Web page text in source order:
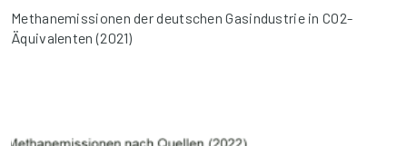
Methanemissionen der deutschen Gasindustrie in CO2-
Äquivalenten (2021)